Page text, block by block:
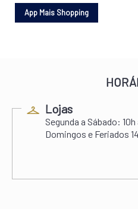
Lojas
Segunda a Sábado: 10h
Domingos e Feriados